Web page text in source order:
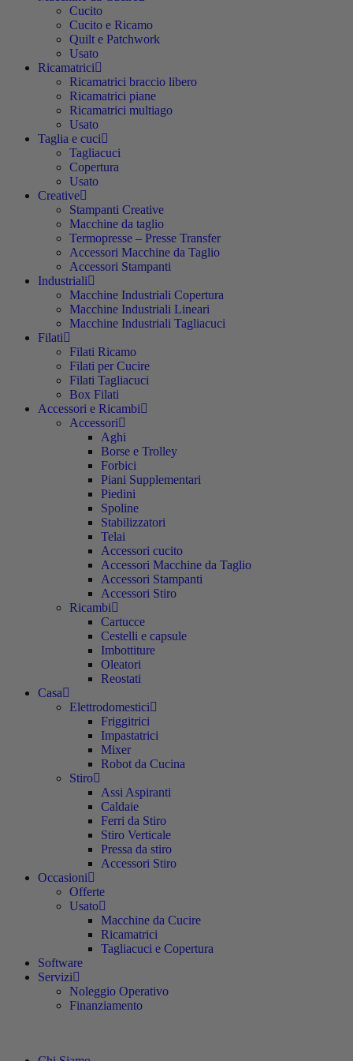
Cucito
Cucito e Ricamo
Quilt e Patchwork
Usato
Ricamatrici
Ricamatrici braccio libero
Ricamatrici piane
Ricamatrici multiago
Usato
Taglia e cuci
Tagliacuci
Copertura
Usato
Creative
Stampanti Creative
Macchine da taglio
Termopresse – Presse Transfer
Accessori Macchine da Taglio
Accessori Stampanti
Industriali
Macchine Industriali Copertura
Macchine Industriali Lineari
Macchine Industriali Tagliacuci
Filati
Filati Ricamo
Filati per Cucire
Filati Tagliacuci
Box Filati
Accessori e Ricambi
Accessori
Aghi
Borse e Trolley
Forbici
Piani Supplementari
Piedini
Spoline
Stabilizzatori
Telai
Accessori cucito
Accessori Macchine da Taglio
Accessori Stampanti
Accessori Stiro
Ricambi
Cartucce
Cestelli e capsule
Imbottiture
Oleatori
Reostati
Casa
Elettrodomestici
Friggitrici
Impastatrici
Mixer
Robot da Cucina
Stiro
Assi Aspiranti
Caldaie
Ferri da Stiro
Stiro Verticale
Pressa da stiro
Accessori Stiro
Occasioni
Offerte
Usato
Macchine da Cucire
Ricamatrici
Tagliacuci e Copertura
Software
Servizi
Noleggio Operativo
Finanziamento